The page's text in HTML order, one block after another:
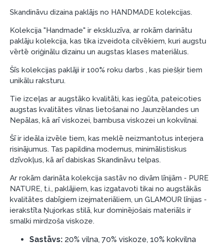
Piemērs: Preces cena 300 €, termiņš: 12 mēneši,
pirmā iemaksa: 0 €, ikmēneša maksājums: 25 €,
kopējā pārmaksa: 0 €.
Līzingu un nomaksu varat noformēt arī apmeklējot mūsu
salonu Dārzciema ielā 91, Rīga, Latvija.
Dokumentu prasības:
ESTO LV AS (Dokumentu noformēšanai
nepieciešams Smart-ID, eParaksts eID, eParaksts
eID mobile, ESTO konts vai banka Swedbank,
Līguma nosacījumi:
Līzinga līgumu drīkst parakstīt tikai tā persona,
kura ir norādīta kredīta saņemšanas līgumā.
Papildu informācija:
Pirms kredīta noformēšanas, lūdzam iepazīties ar
preču piegādes noteikumiem
garantijas un atgriesanas noteikumiem
Skandināvu dizaina paklājs no HANDMADE kolekcijas.
Kolekcija "Handmade" ir ekskluzīva, ar rokām darinātu
paklāju kolekcija, kas tika izveidota cilvēkiem, kuri augstu
vērtē oriģinālu dizainu un augstas klases materiālus.
Šīs kolekcijas paklāji ir 100% roku darbs , kas piešķir tiem
unikālu raksturu.
Tie izceļas ar augstāko kvalitāti, kas iegūta, pateicoties
augstas kvalitātes vilnas lietošanai no Jaunzēlandes un
Nepālas, kā arī viskozei, bambusa viskozei un kokvilnai.
Šī ir ideāla izvēle tiem, kas meklē neizmantotus interjera
risinājumus. Tas papildina modernus, minimālistiskus
dzīvokļus, kā arī dabiskas Skandināvu telpas.
Ar rokām darināta kolekcija sastāv no divām līnijām - PURE
NATURE, t.i., paklājiem, kas izgatavoti tikai no augstākās
kvalitātes dabīgiem izejmateriāliem, un GLAMOUR līnijas -
ierakstīta Ņujorkas stilā, kur dominējošais materiāls ir
smalki mirdzoša viskoze.
Sastāvs: 20% vilna, 70% viskoze, 10% kokvilna